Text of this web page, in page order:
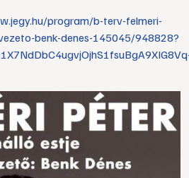
program/b-terv-felmeri-
benk-denes-145045/948828?